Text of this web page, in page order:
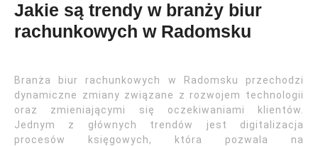
Jakie są trendy w branży biur
rachunkowych w Radomsku
Branża biur rachunkowych w Radomsku przechodzi
dynamiczne zmiany związane z rozwojem technologii
oraz zmieniającymi się oczekiwaniami klientów.
Jednym z głównych trendów jest digitalizacja
procesów księgowych, która pozwala na